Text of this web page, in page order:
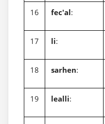
16 fec'al:
17 li:
18 sarhen:
19 lealli: